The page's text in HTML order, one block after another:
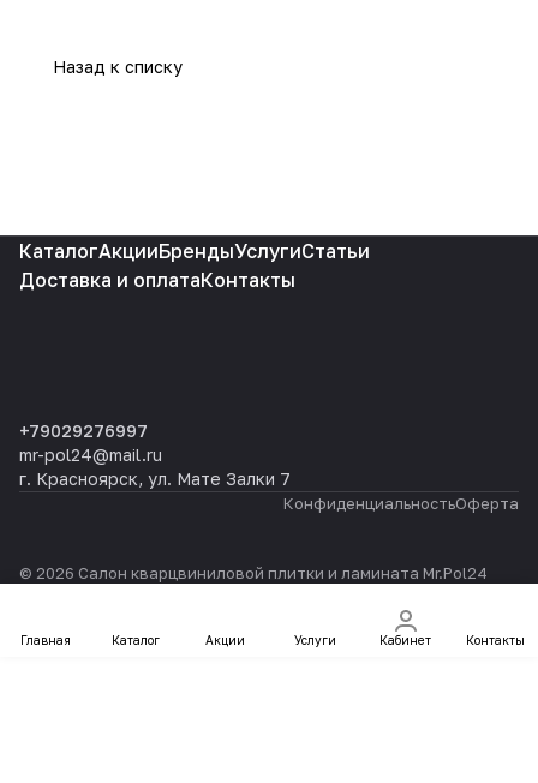
Назад к списку
Главная Каталог Акции Услуги Кабинет Контакты
КаталогАкцииБрендыУслугиСтатьи
Доставка и оплатаКонтакты
+79029276997
mr-pol24@mail.ru
г. Красноярск, ул. Мате Залки 7
КонфиденциальностьОферта
© 2026 Салон кварцвиниловой плитки и ламината Mr.Pol24